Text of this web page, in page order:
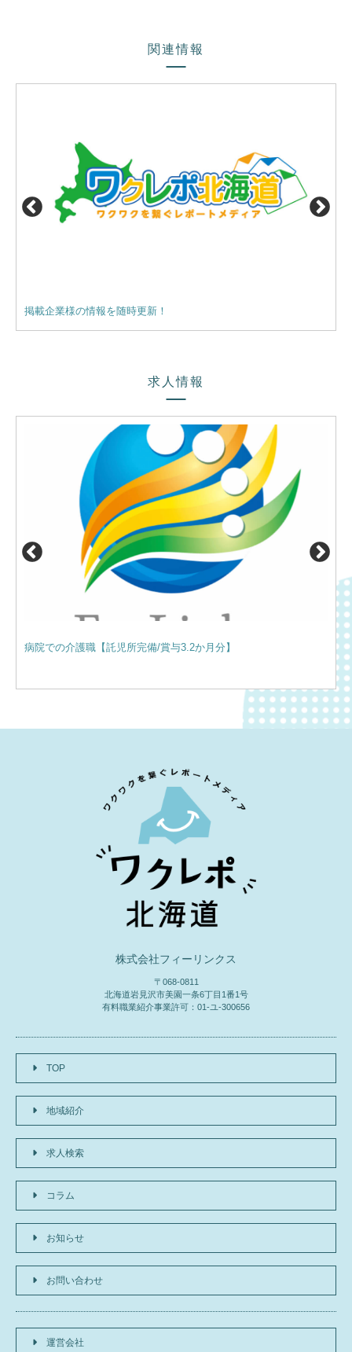
関連情報
掲載企業様の情報を随時更新！
求人情報
病院での介護職【託児所完備/賞与3.2か月分】
サ
住！
株式会社フィーリンクス
〒068-0811
北海道岩見沢市美園一条6丁目1番1号
有料職業紹介事業許可：01-ユ-300656
TOP
地域紹介
求人検索
コラム
お知らせ
お問い合わせ
運営会社